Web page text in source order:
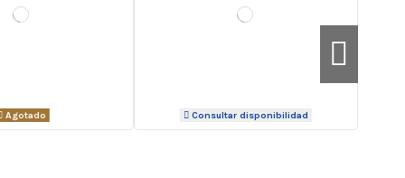
Agotado Consultar disponibilidad